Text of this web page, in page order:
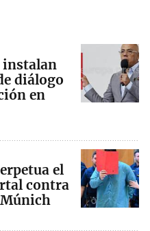
instalan
diálogo
en
el
contra